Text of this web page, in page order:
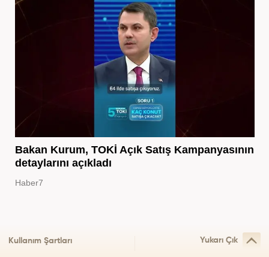
Bakan Kurum, TOKİ Açık Satış Kampanyasının
detaylarını açıkladı
Haber7
Kullanım Şartları Yukarı Çık